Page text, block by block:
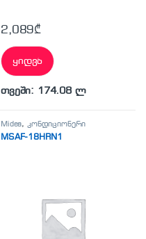
2,089₾
ყიდვა
თვეში: 174.08 ლ
Midea,კონდიციონერი
MSAF-18HRN1